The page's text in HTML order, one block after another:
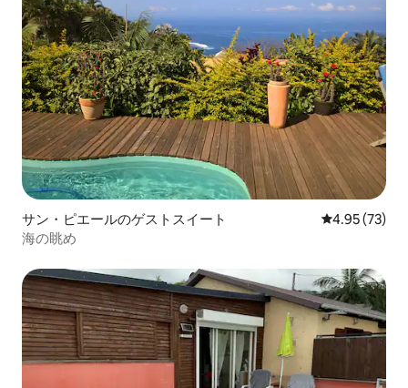
サン・ピエールのゲストスイート レビュー73
4.95 (73)
海の眺め